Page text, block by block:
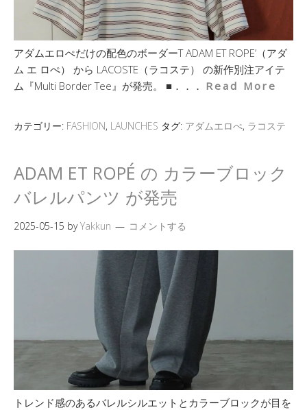
アダムエロぺだけの配色のボーダーT ADAM ET ROPE’（アダ
ム エ ロぺ） から LACOSTE（ラコステ） の新作別注アイテ
ム『Multi Border Tee』が発売。 ■．．． Read More
カテゴリー: FASHION, LAUNCHES タグ: アダムエロぺ, ラコステ
ADAM ET ROPÉ の カラーブロック
バレルパンツ が発売
2025-05-15 byYakkun コメントする
トレンド感のあるバレルシルエットとカラーブロックが目を